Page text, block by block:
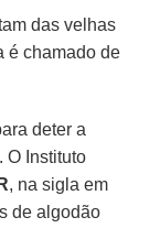
das velhas
é chamado de
deter a
O Instituto
, na sigla em
de algodão